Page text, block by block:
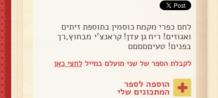
לחם כפרי מקמח כוסמין בתוספת זיתים
ואגוזים! ריח גן עדן! קראנצ'י מבחוץ,רך
בפנים! טעיםםםםם
לקבלת הספר של שני מועלם במייללחצי כאן
הוספה לספר
המתכונים שלי